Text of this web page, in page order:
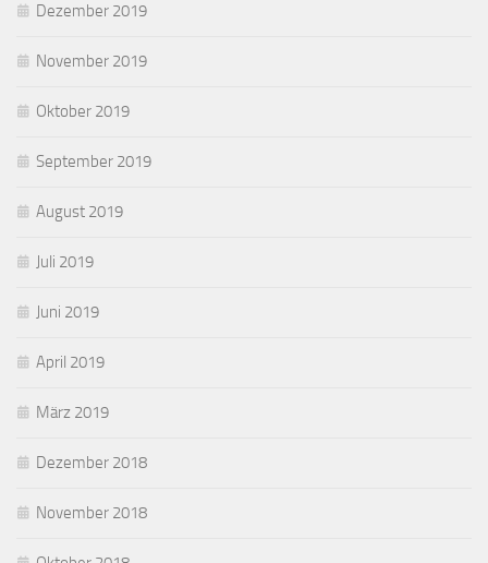
Dezember 2019
November 2019
Oktober 2019
September 2019
August 2019
Juli 2019
Juni 2019
April 2019
März 2019
Dezember 2018
November 2018